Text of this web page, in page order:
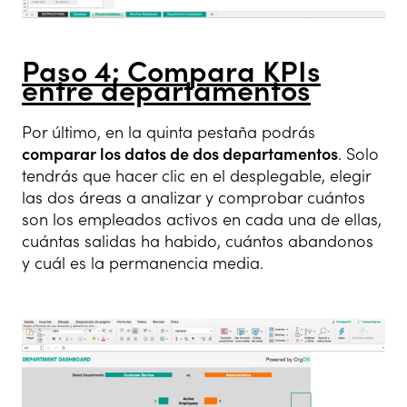
Paso 4: Compara KPIs
entre departamentos
Por último, en la quinta pestaña podrás
comparar los datos de dos departamentos. Solo
tendrás que hacer clic en el desplegable, elegir
las dos áreas a analizar y comprobar cuántos
son los empleados activos en cada una de ellas,
cuántas salidas ha habido, cuántos abandonos
y cuál es la permanencia media.